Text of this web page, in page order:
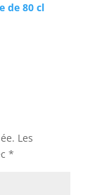
de 80 cl
Les
*